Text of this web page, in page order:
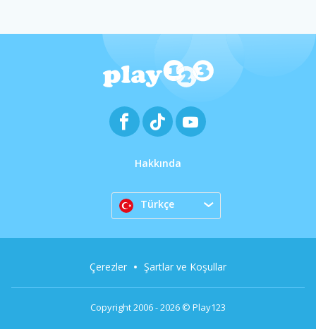
Hakkında
Türkçe
Copyright 2006 - 2026 © Play123
Çerezler Şartlar ve Koşullar